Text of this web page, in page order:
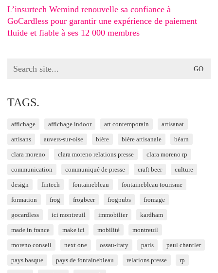
L’insurtech Wemind renouvelle sa confiance à
GoCardless pour garantir une expérience de paiement
fluide et fiable à ses 12 000 membres
Search
TAGS.
affichage affichage indoor art contemporain artisanat
artisans auvers-sur-oise bière bière artisanale béarn
clara moreno clara moreno relations presse clara moreno rp
communication communiqué de presse craft beer culture
design fintech fontainebleau fontainebleau tourisme
formation frog frogbeer frogpubs fromage
gocardless ici montreuil immobilier kardham
made in france make ici mobilité montreuil
moreno conseil next one ossau-iraty paris paul chantler
pays basque pays de fontainebleau relations presse rp